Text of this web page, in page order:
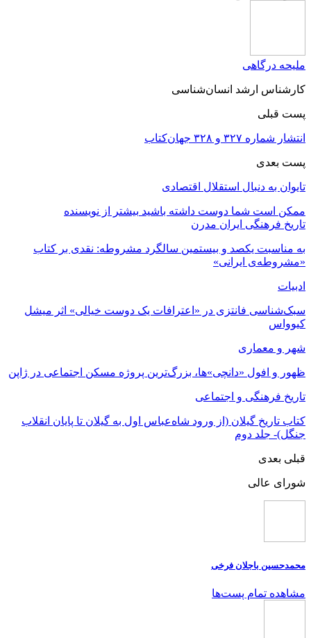
ملیحه درگاهی
کارشناس ارشد انسان‌شناسی
پست قبلی
انتشار شماره ۳۲۷ و ۳۲۸ جهان‌کتاب
پست بعدی
تایوان به دنبال استقلال اقتصادی
ممکن است شما دوست داشته باشید بیشتر از نویسنده
تاریخ فرهنگی ایران مدرن
به مناسبت یکصد و بیستمین سالگرد مشروطه: نقدی بر کتاب
«مشروطه‌ی ایرانی»
ادبیات
سبک‌شناسی فانتزی در «اعترافات یک دوست خیالی» اثر میشل
کیوواس
شهر و معماری
ظهور و افول «دانچی»ها، بزرگ‌ترین پروژه مسکن اجتماعی در ژاپن
تاریخ فرهنگی و اجتماعی
کتاب تاریخ گیلان (از ورود شاه‌عباس اول به گیلان تا پایان انقلاب
جنگل)- جلد دوم
قبلی بعدی
شورای عالی
محمدحسین باجلان فرخی
مشاهده تمام پست‌ها